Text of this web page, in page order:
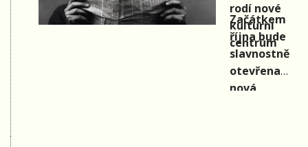
rodí nové
kulturní
centrum
Začátkem
října bude
slavnostně
otevřena
nová